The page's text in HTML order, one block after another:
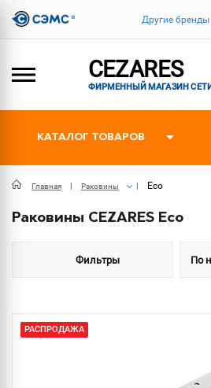
Другие бренды
CEZARES
ФИРМЕННЫЙ МАГАЗИН
КАТАЛОГ ТОВАРОВ
Главная Раковины Eco
Раковины CEZARES Eco
Фильтры По
РАСПРОДАЖА